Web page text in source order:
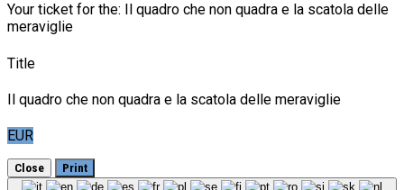
Your ticket for the: Il quadro che non quadra e la scatola delle
meraviglie
Title
Il quadro che non quadra e la scatola delle meraviglie
EUR
Close Print